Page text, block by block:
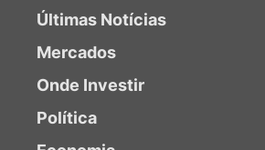
Últimas Notícias
Mercados
Onde Investir
Política